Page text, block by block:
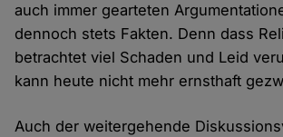
auch immer gearteten
dennoch stets Fakten. Denn dass
betrachtet viel Schaden und Leid
kann heute nicht mehr ernsthaft
Auch der weitergehende